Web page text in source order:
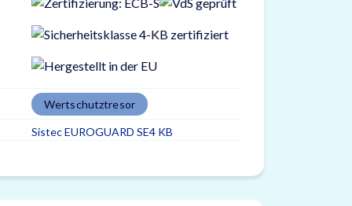
Wertschutztresor
Sistec EUROGUARD SE4 KB